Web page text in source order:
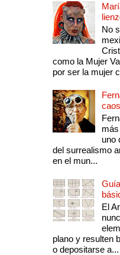
No
como la Mujer
por ser la mujer
caos
uno
del surrealismo
en el mun...
El
plano y resulten
o depositarse a...